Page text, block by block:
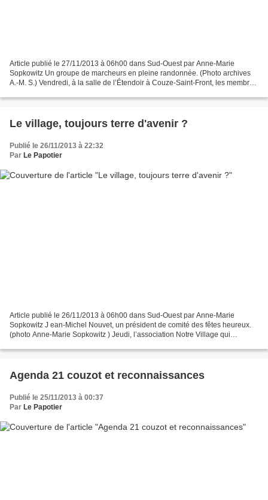
Article publié le 27/11/2013 à 06h00 dans Sud-Ouest par Anne-Marie
Sopkowitz Un groupe de marcheurs en pleine randonnée. (Photo archives
A.-M. S.) Vendredi, à la salle de l’Étendoir à Couze-Saint-Front, les membres
Le village, toujours terre d'avenir ?
Publié le 26/11/2013 à 22:32
Par Le Papotier
Article publié le 26/11/2013 à 06h00 dans Sud-Ouest par Anne-Marie
Sopkowitz J ean-Michel Nouvet, un président de comité des fêtes heureux.
(photo Anne-Marie Sopkowitz ) Jeudi, l’association Notre Village qui
Agenda 21 couzot et reconnaissances
Publié le 25/11/2013 à 00:37
Par Le Papotier